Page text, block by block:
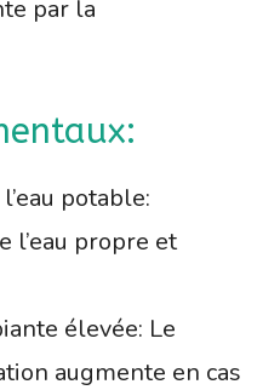
par la
potable:
l’eau propre et
élevée: Le
augmente en cas